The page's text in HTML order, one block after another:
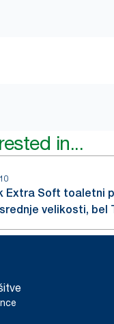
in...
Extra Soft toaletni
velikosti, bel